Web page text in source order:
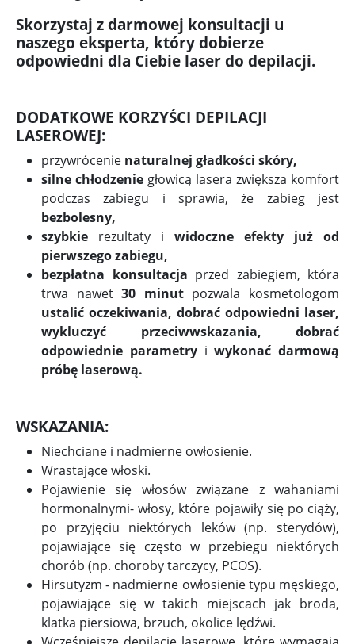
Skorzystaj z darmowej konsultacji u
naszego eksperta, który dobierze
odpowiedni dla Ciebie laser do depilacji.
DODATKOWE KORZYŚCI DEPILACJI
LASEROWEJ:
przywrócenie naturalnej gładkości skóry,
silne chłodzenie głowicą lasera zwiększa komfort
podczas zabiegu i sprawia, że zabieg jest
bezbolesny,
szybkie rezultaty i widoczne efekty już od
pierwszego zabiegu,
bezpłatna konsultacja przed zabiegiem, która
trwa nawet30 minut pozwala kosmetologom
ustalić oczekiwania, dobrać odpowiedni laser,
wykluczyć przeciwwskazania, dobrać
odpowiednie parametry i wykonać darmową
próbę laserową.
WSKAZANIA:
Niechciane i nadmierne owłosienie.
Wrastające włoski.
Pojawienie się włosów związane z wahaniami
hormonalnymi- włosy, które pojawiły się po ciąży,
po przyjęciu niektórych leków (np. sterydów),
pojawiające się często w przebiegu niektórych
chorób (np. choroby tarczycy, PCOS).
Hirsutyzm - nadmierne owłosienie typu męskiego,
pojawiające się w takich miejscach jak broda,
klatka piersiowa, brzuch, okolice lędźwi.